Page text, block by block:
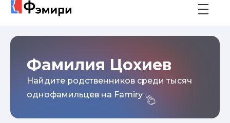
Фамилия Цохиев
Найдите родственников среди тысяч
однофамильцев на Famiry